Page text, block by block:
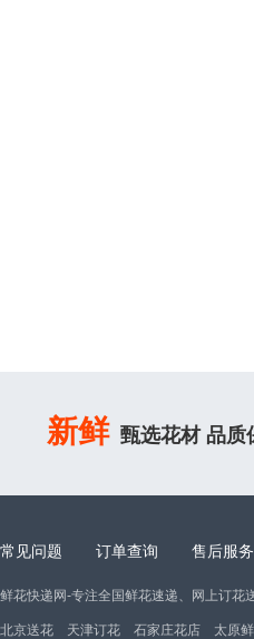
新鲜 甄选花材 品质
常见问题 订单查询 售后服务
鲜花快递网-专注全国鲜花速递、网上订花
北京送花 天津订花 石家庄花店 太原